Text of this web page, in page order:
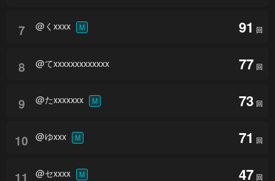
7 @くxxxx M 91 回
8 @てxxxxxxxxxxxxx 77 回
9 @たxxxxxxx M 73 回
10 @ゆxxx M 71 回
11 @セxxxx M 47 回